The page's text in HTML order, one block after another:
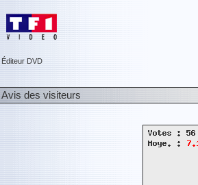
Éditeur DVD
Avis des visiteurs